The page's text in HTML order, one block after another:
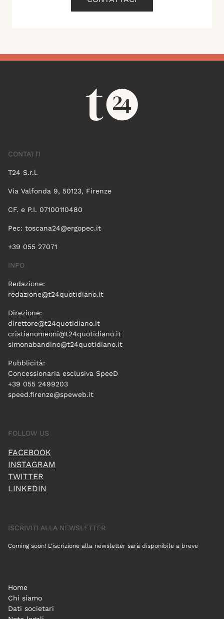
CONTATTI
T24 S.r.l.
Via Valfonda 9, 50123, Firenze
CF. e P.I. 07100110480
Pec: toscana24@ergopec.it
+39 055 27071
INFO
Redazione:
redazione@t24quotidiano.it
Direzione:
direttore@t24quotidiano.it
cristianomeoni@t24quotidiano.it
simonabandino@t24quotidiano.it
Pubblicità:
Concessionaria esclusiva SpeeD
+39 055 2499203
speed.firenze@speweb.it
FOLLOW US
FACEBOOK
INSTAGRAM
TWITTER
LINKEDIN
ISCRIVITI ALLA NEWSLETTER
Coming soon! L'iscrizione alla newsletter sarà disponibile a breve
Home
Chi siamo
Dati societari